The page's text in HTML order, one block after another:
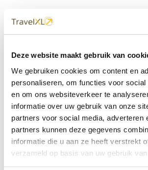
Deze website maakt gebruik van
We gebruiken cookies om content en
personaliseren, om functies voor social
en om ons websiteverkeer te
informatie over uw gebruik van onze
partners voor social media, adverteren
partners kunnen deze gegevens
informatie die u aan ze heeft verstrekt
verzameld op basis van uw gebruik
dichtbij
Met 60+ verkooppunten in Nederland en
met onze XL Travelcenters, mobiele
TravelXL@Home en deze website altijd
klaar.
• Ontzorgen van A-Z • Onafhankelijk
Bespaar tijd en stress
TravelXLreisbureau's